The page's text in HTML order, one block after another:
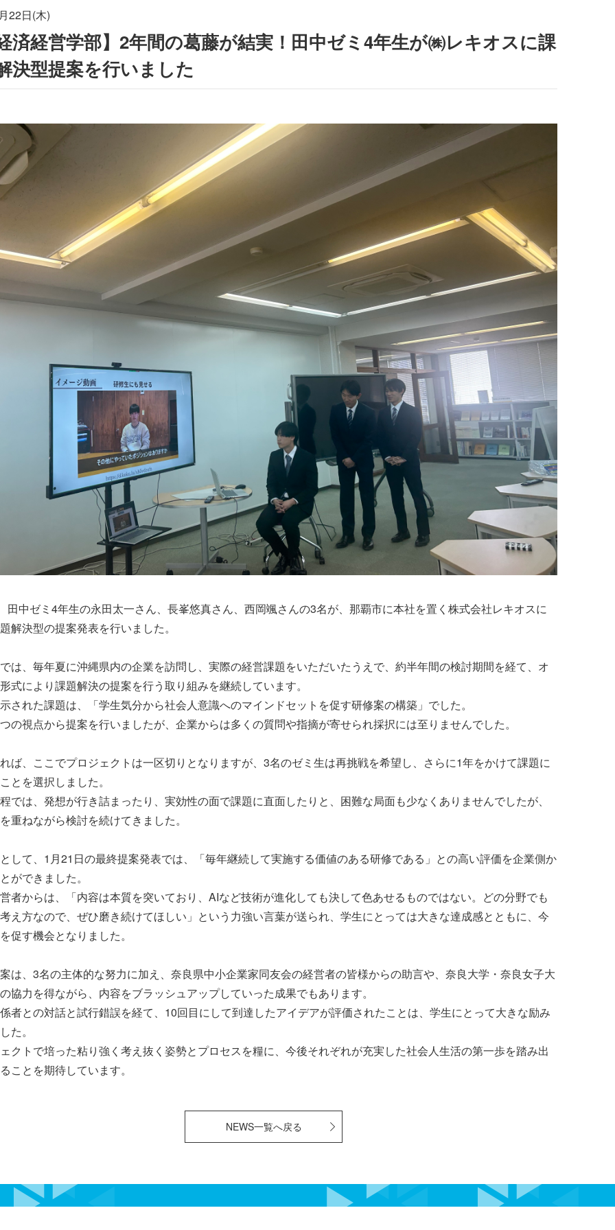
22日(木)
済経営学部】2年間の葛藤が結実！田中ゼミ4年生が㈱レキオスに課
決型提案を行いました
田中ゼミ4年生の永田太一さん、長峯悠真さん、西岡颯さんの3名が、那覇市に本社を置く株式会社レキオスに
解決型の提案発表を行いました。
は、毎年夏に沖縄県内の企業を訪問し、実際の経営課題をいただいたうえで、約半年間の検討期間を経て、オ
式により課題解決の提案を行う取り組みを継続しています。
された課題は、「学生気分から社会人意識へのマインドセットを促す研修案の構築」でした。
の視点から提案を行いましたが、企業からは多くの質問や指摘が寄せられ採択には至りませんでした。
ば、ここでプロジェクトは一区切りとなりますが、3名のゼミ生は再挑戦を希望し、さらに1年をかけて課題に
とを選択しました。
では、発想が行き詰まったり、実効性の面で課題に直面したりと、困難な局面も少なくありませんでしたが、
重ねながら検討を続けてきました。
して、1月21日の最終提案発表では、「毎年継続して実施する価値のある研修である」との高い評価を企業側か
ができました。
者からは、「内容は本質を突いており、AIなど技術が進化しても決して色あせるものではない。どの分野でも
え方なので、ぜひ磨き続けてほしい」という力強い言葉が送られ、学生にとっては大きな達成感とともに、今
促す機会となりました。
は、3名の主体的な努力に加え、奈良県中小企業家同友会の経営者の皆様からの助言や、奈良大学・奈良女子大
協力を得ながら、内容をブラッシュアップしていった成果でもあります。
者との対話と試行錯誤を経て、10回目にして到達したアイデアが評価されたことは、学生にとって大きな励み
た。
クトで培った粘り強く考え抜く姿勢とプロセスを糧に、今後それぞれが充実した社会人生活の第一歩を踏み出
ことを期待しています。
NEWS一覧へ戻る